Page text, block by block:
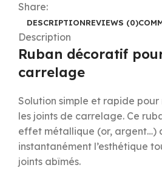
Share:
DESCRIPTIONREVIEWS (0)
Description
Ruban décoratif
carrelage
Solution simple et rapide
les joints de carrelage. Ce
effet métallique (or, argent…)
instantanément l’esthétique
joints abîmés.